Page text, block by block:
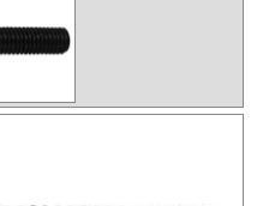
で自己消火性を示すことか
医療分野にいたるまで、幅